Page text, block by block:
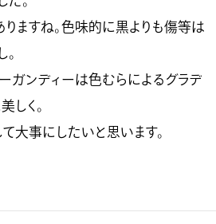
ますね。色味的に黒よりも傷等は
。
ガンディーは色むらによるグラデ
しく。
大事にしたいと思います。